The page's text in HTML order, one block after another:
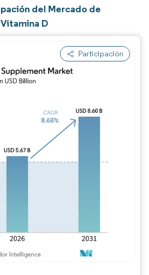
del Mercado de
D
Participación